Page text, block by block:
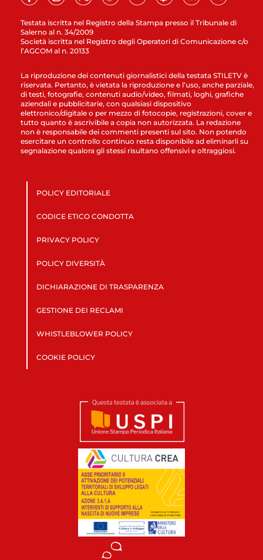
Testata iscritta nel Registro della Stampa presso il Tribunale di
Salerno al n. 34/2009
Società iscritta nel Registro degli Operatori di Comunicazione c/o
l’AGCOM al n. 20133
La riproduzione dei contenuti giornalistici della testata STILETV è
riservata. Pertanto, è vietata la riproduzione e l’uso, anche parziale,
di testi, fotografie, contenuti audio/video, filmati, loghi, grafiche
aziendali e pubblicitarie, con qualsiasi dispositivo
elettronico/digitale o per mezzo di fotocopie, registrazioni, cover e
tutto quanto è ascrivibile a copia non autorizzata. La redazione
non è responsabile dei commenti presenti sul sito. Non potendo
esercitare un controllo continuo resta disponibile ad eliminarli su
segnalazione qualora gli stessi risultano offensivi e oltraggiosi.
POLICY EDITORIALE
CODICE ETICO CONDOTTA
PRIVACY POLICY
POLICY DIVERSITÀ
DICHIARAZIONE DI TRASPARENZA
GESTIONE DEI RECLAMI
WHISTLEBLOWER POLICY
COOKIE POLICY